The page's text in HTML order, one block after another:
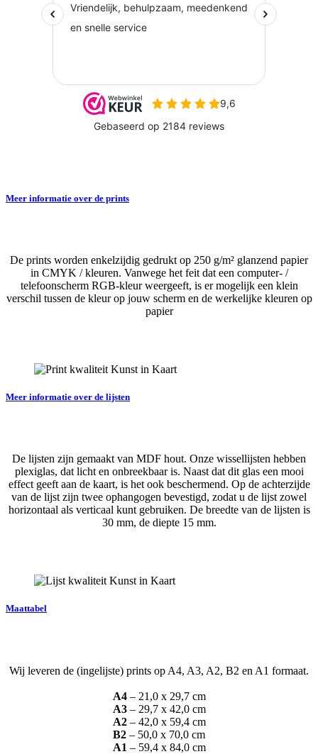
Meer informatie over de prints
De prints worden enkelzijdig gedrukt op 250 g/m² glanzend papier
in CMYK / kleuren. Vanwege het feit dat een computer- /
telefoonscherm RGB-kleur weergeeft, is er mogelijk een klein
verschil tussen de kleur op jouw scherm en de werkelijke kleuren op
papier
Meer informatie over de lijsten
De lijsten zijn gemaakt van MDF hout. Onze wissellijsten hebben
plexiglas, dat licht en onbreekbaar is. Naast dat dit glas een mooi
effect geeft aan de kaart, is het ook beschermend. Op de achterzijde
van de lijst zijn twee ophangogen bevestigd, zodat u de lijst zowel
horizontaal als verticaal kunt gebruiken. De breedte van de lijsten is
30 mm, de diepte 15 mm.
Maattabel
Wij leveren de (ingelijste) prints op A4, A3, A2, B2 en A1 formaat.
A4– 21,0 x 29,7 cm
A3– 29,7 x 42,0 cm
A2– 42,0 x 59,4 cm
B2 – 50,0 x 70,0 cm
A1 – 59,4 x 84,0 cm